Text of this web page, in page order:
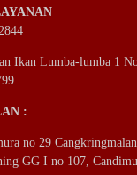
Ikan Lumba-lumba 1
:
no 29
GG I no 107,